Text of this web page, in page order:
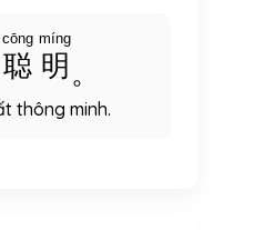
聪
cōng
明
míng
。
thông minh.